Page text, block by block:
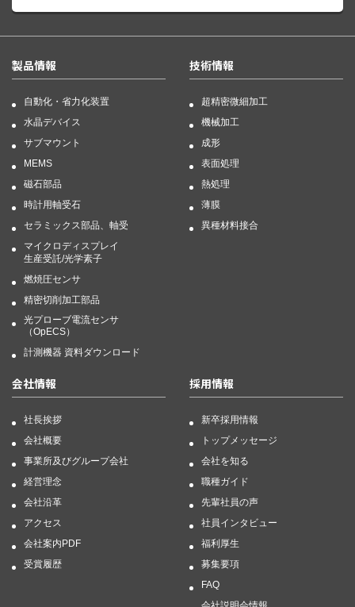
製品情報
自動化・省力化装置
水晶デバイス
サブマウント
MEMS
磁石部品
時計用軸受石
セラミックス部品、軸受
マイクロディスプレイ
生産受託/光学素子
燃焼圧センサ
精密切削加工部品
光プローブ電流センサ
（OpECS）
計測機器 資料ダウンロード
技術情報
超精密微細加工
機械加工
成形
表面処理
熱処理
薄膜
異種材料接合
会社情報
社長挨拶
会社概要
事業所及びグループ会社
経営理念
会社沿革
アクセス
会社案内PDF
受賞履歴
採用情報
新卒採用情報
トップメッセージ
会社を知る
職種ガイド
先輩社員の声
社員インタビュー
福利厚生
募集要項
FAQ